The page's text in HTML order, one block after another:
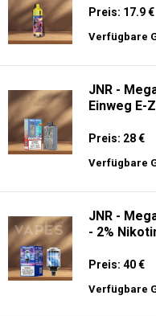
Preis: 17.9 €
Verfügbare
JNR -
Einweg E-
Preis: 28 €
Verfügbare
JNR -
- 2%
Preis: 40 €
Verfügbare